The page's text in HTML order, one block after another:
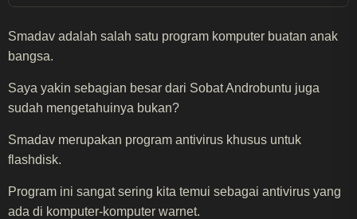
Smadav adalah salah satu program komputer buatan anak
bangsa.
Saya yakin sebagian besar dari Sobat Androbuntu juga
sudah mengetahuinya bukan?
Smadav merupakan program antivirus khusus untuk
flashdisk.
Program ini sangat sering kita temui sebagai antivirus yang
ada di komputer-komputer warnet.